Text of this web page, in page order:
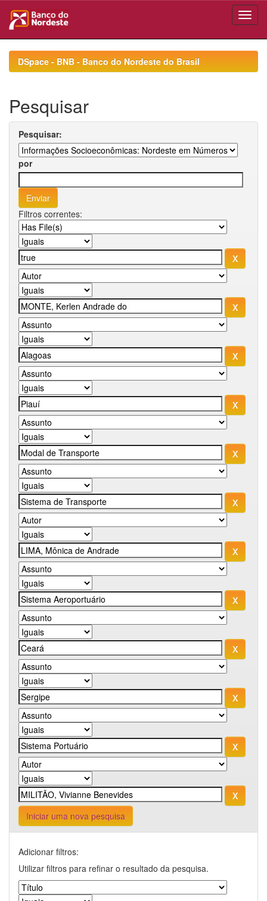
navigationDSpace - BNB - Banco do Nordeste do Brasil
Pesquisar
Pesquisar:
por
Filtros correntes:
Iniciar uma nova pesquisa
Adicionar filtros:
Utilizar filtros para refinar o resultado da pesquisa.